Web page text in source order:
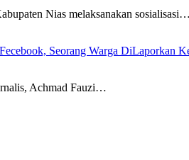
Nias melaksanakan sosialisasi…
Seorang Warga DiLaporkan
Achmad Fauzi…